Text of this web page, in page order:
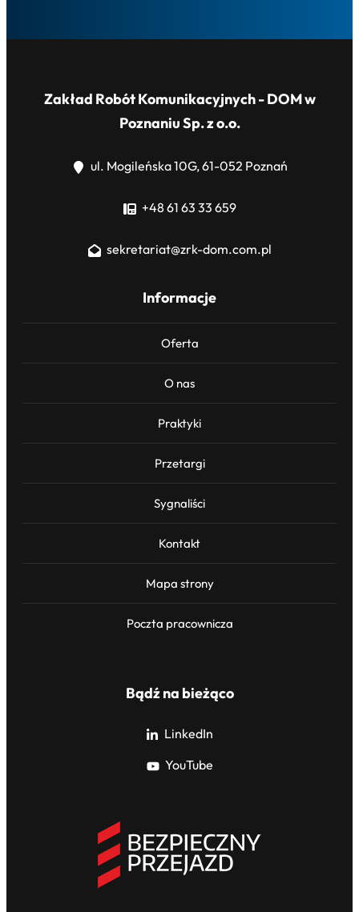
Zakład Robót Komunikacyjnych - DOM w
Poznaniu Sp. z o.o.
ul. Mogileńska 10G, 61-052 Poznań
+48 61 63 33 659
sekretariat@zrk-dom.com.pl
Informacje
Oferta
O nas
Praktyki
Przetargi
Sygnaliści
Kontakt
Mapa strony
Poczta pracownicza
Bądź na bieżąco
LinkedIn
YouTube